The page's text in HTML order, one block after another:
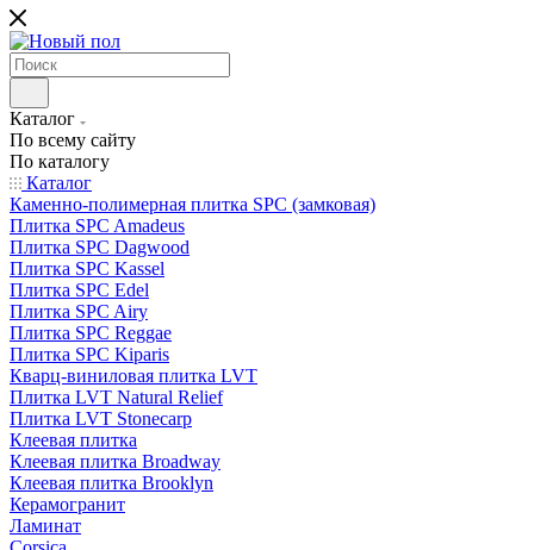
Каталог
По всему сайту
По каталогу
Каталог
Каменно-полимерная плитка SPC (замковая)
Плитка SPC Amadeus
Плитка SPC Dagwood
Плитка SPC Kassel
Плитка SPC Edel
Плитка SPC Airy
Плитка SPC Reggae
Плитка SPC Kiparis
Кварц-виниловая плитка LVT
Плитка LVT Natural Relief
Плитка LVT Stonecarp
Клеевая плитка
Клеевая плитка Broadway
Клеевая плитка Brooklyn
Керамогранит
Ламинат